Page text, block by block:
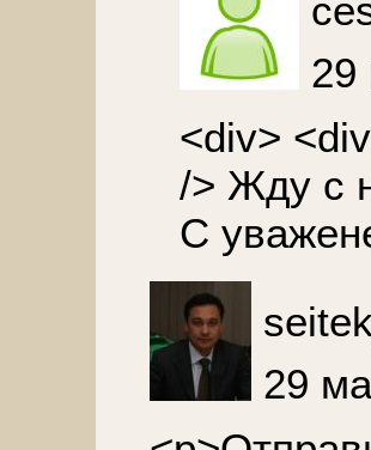
29
<div>
/> Жду с
С
29